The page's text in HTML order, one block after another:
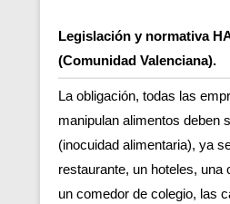
Legislación y normativa
(Comunidad Valenciana).
La obligación, todas las
manipulan alimentos deben
(inocuidad alimentaria), ya
restaurante, un hoteles, una
un comedor de colegio, las